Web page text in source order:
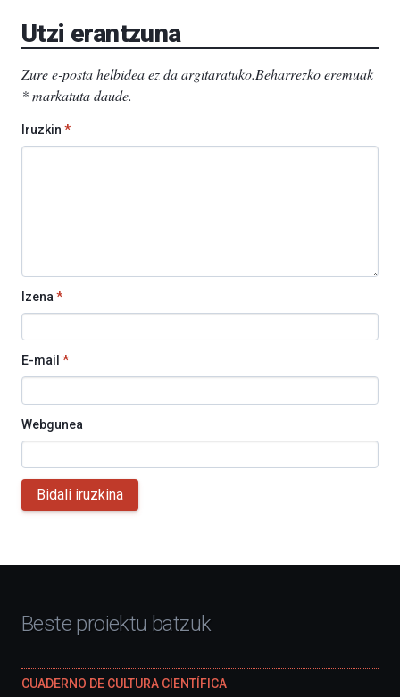
Utzi erantzuna
Zure e-posta helbidea ez da argitaratuko.Beharrezko eremuak
*markatuta daude.
Iruzkin *
Izena *
E-mail *
Webgunea
Bidali iruzkina
Beste proiektu batzuk
CUADERNO DE CULTURA CIENTÍFICA